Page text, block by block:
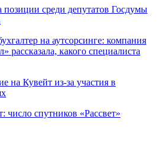
среди депутатов Госдумы
на аутсорсинге: компания
рассказала, какого специалиста
на Кувейт из-за участия в
число спутников «Рассвет»